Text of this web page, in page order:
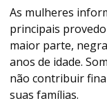
As mulheres
principais
maior parte,
anos de idade.
não contribuir
suas famílias.